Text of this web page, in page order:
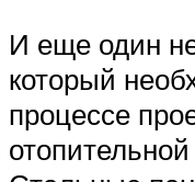
И еще один
который
процессе